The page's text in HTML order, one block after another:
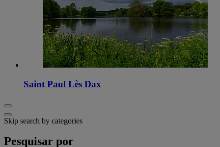
Saint Paul Lès Dax
Skip search by categories
Pesquisar por